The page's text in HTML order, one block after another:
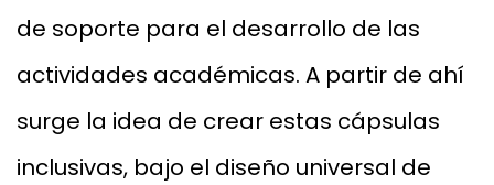
de soporte para el desarrollo de las
actividades académicas. A partir de ahí
surge la idea de crear estas cápsulas
inclusivas, bajo el diseño universal de